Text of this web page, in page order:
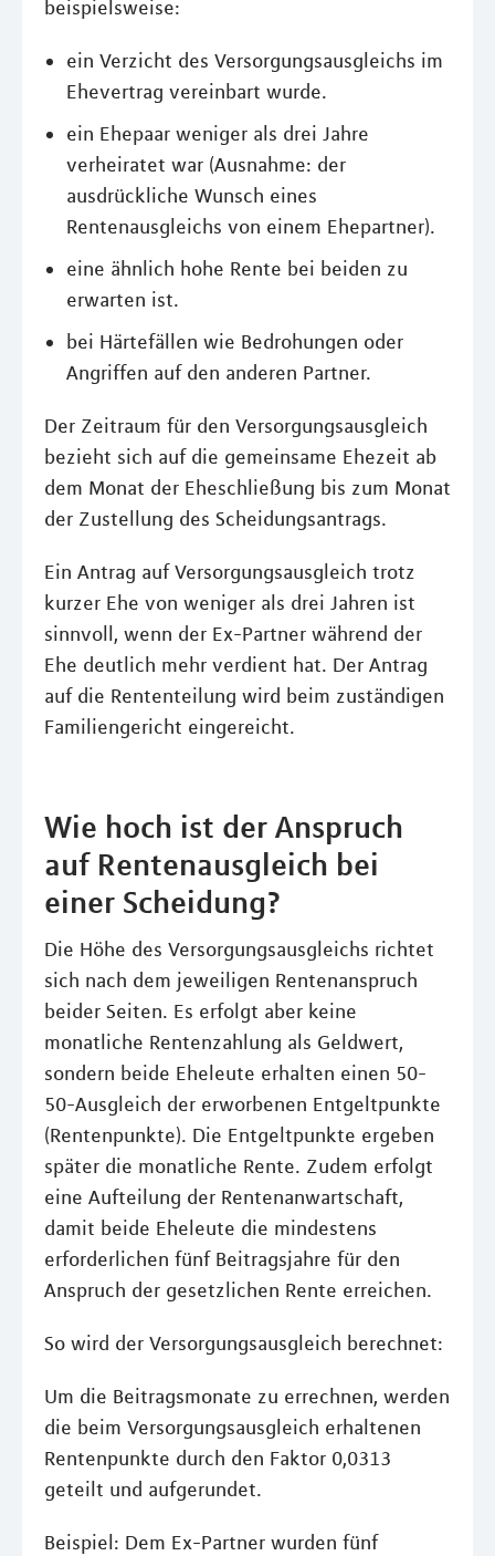
beispielsweise:
ein Verzicht des Versorgungsausgleichs im
Ehevertrag vereinbart wurde.
ein Ehepaar weniger als drei Jahre
verheiratet war (Ausnahme: der
ausdrückliche Wunsch eines
Rentenausgleichs von einem Ehepartner).
eine ähnlich hohe Rente bei beiden zu
erwarten ist.
bei Härtefällen wie Bedrohungen oder
Angriffen auf den anderen Partner.
Der Zeitraum für den Versorgungsausgleich
bezieht sich auf die gemeinsame Ehezeit ab
dem Monat der Eheschließung bis zum Monat
der Zustellung des Scheidungsantrags.
Ein Antrag auf Versorgungsausgleich trotz
kurzer Ehe von weniger als drei Jahren ist
sinnvoll, wenn der Ex-Partner während der
Ehe deutlich mehr verdient hat. Der Antrag
auf die Rententeilung wird beim zuständigen
Familiengericht eingereicht.
Wie hoch ist der Anspruch
auf Rentenausgleich bei
einer Scheidung?
Die Höhe des Versorgungsausgleichs richtet
sich nach dem jeweiligen Rentenanspruch
beider Seiten. Es erfolgt aber keine
monatliche Rentenzahlung als Geldwert,
sondern beide Eheleute erhalten einen 50-
50-Ausgleich der erworbenen Entgeltpunkte
(Rentenpunkte). Die Entgeltpunkte ergeben
später die monatliche Rente. Zudem erfolgt
eine Aufteilung der Rentenanwartschaft,
damit beide Eheleute die mindestens
erforderlichen fünf Beitragsjahre für den
Anspruch der gesetzlichen Rente erreichen.
So wird der Versorgungsausgleich berechnet:
Um die Beitragsmonate zu errechnen, werden
die beim Versorgungsausgleich erhaltenen
Rentenpunkte durch den Faktor 0,0313
geteilt und aufgerundet.
Beispiel: Dem Ex-Partner wurden fünf